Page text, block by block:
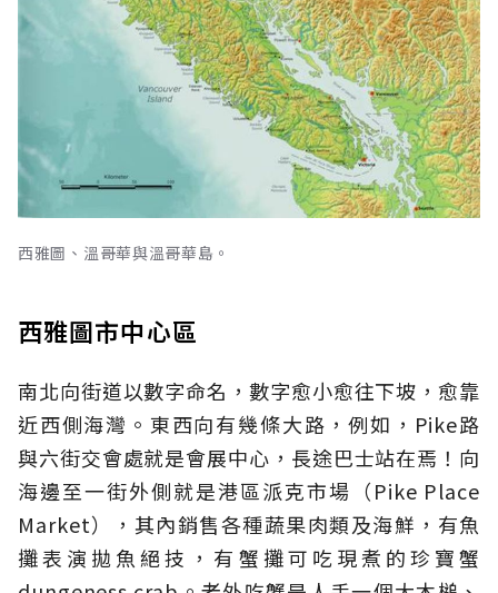
西雅圖、溫哥華與溫哥華島。
西雅圖市中心區
南北向街道以數字命名，數字愈小愈往下坡，愈靠
近西側海灣。東西向有幾條大路，例如，Pike路
與六街交會處就是會展中心，長途巴士站在焉！向
海邊至一街外側就是港區派克市場（Pike Place
Market），其內銷售各種蔬果肉類及海鮮，有魚
攤表演拋魚絕技，有蟹攤可吃現煮的珍寶蟹